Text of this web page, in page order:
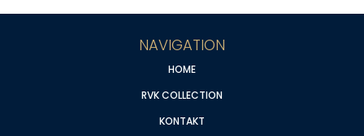
NAVIGATION
HOME
RVK COLLECTION
KONTAKT